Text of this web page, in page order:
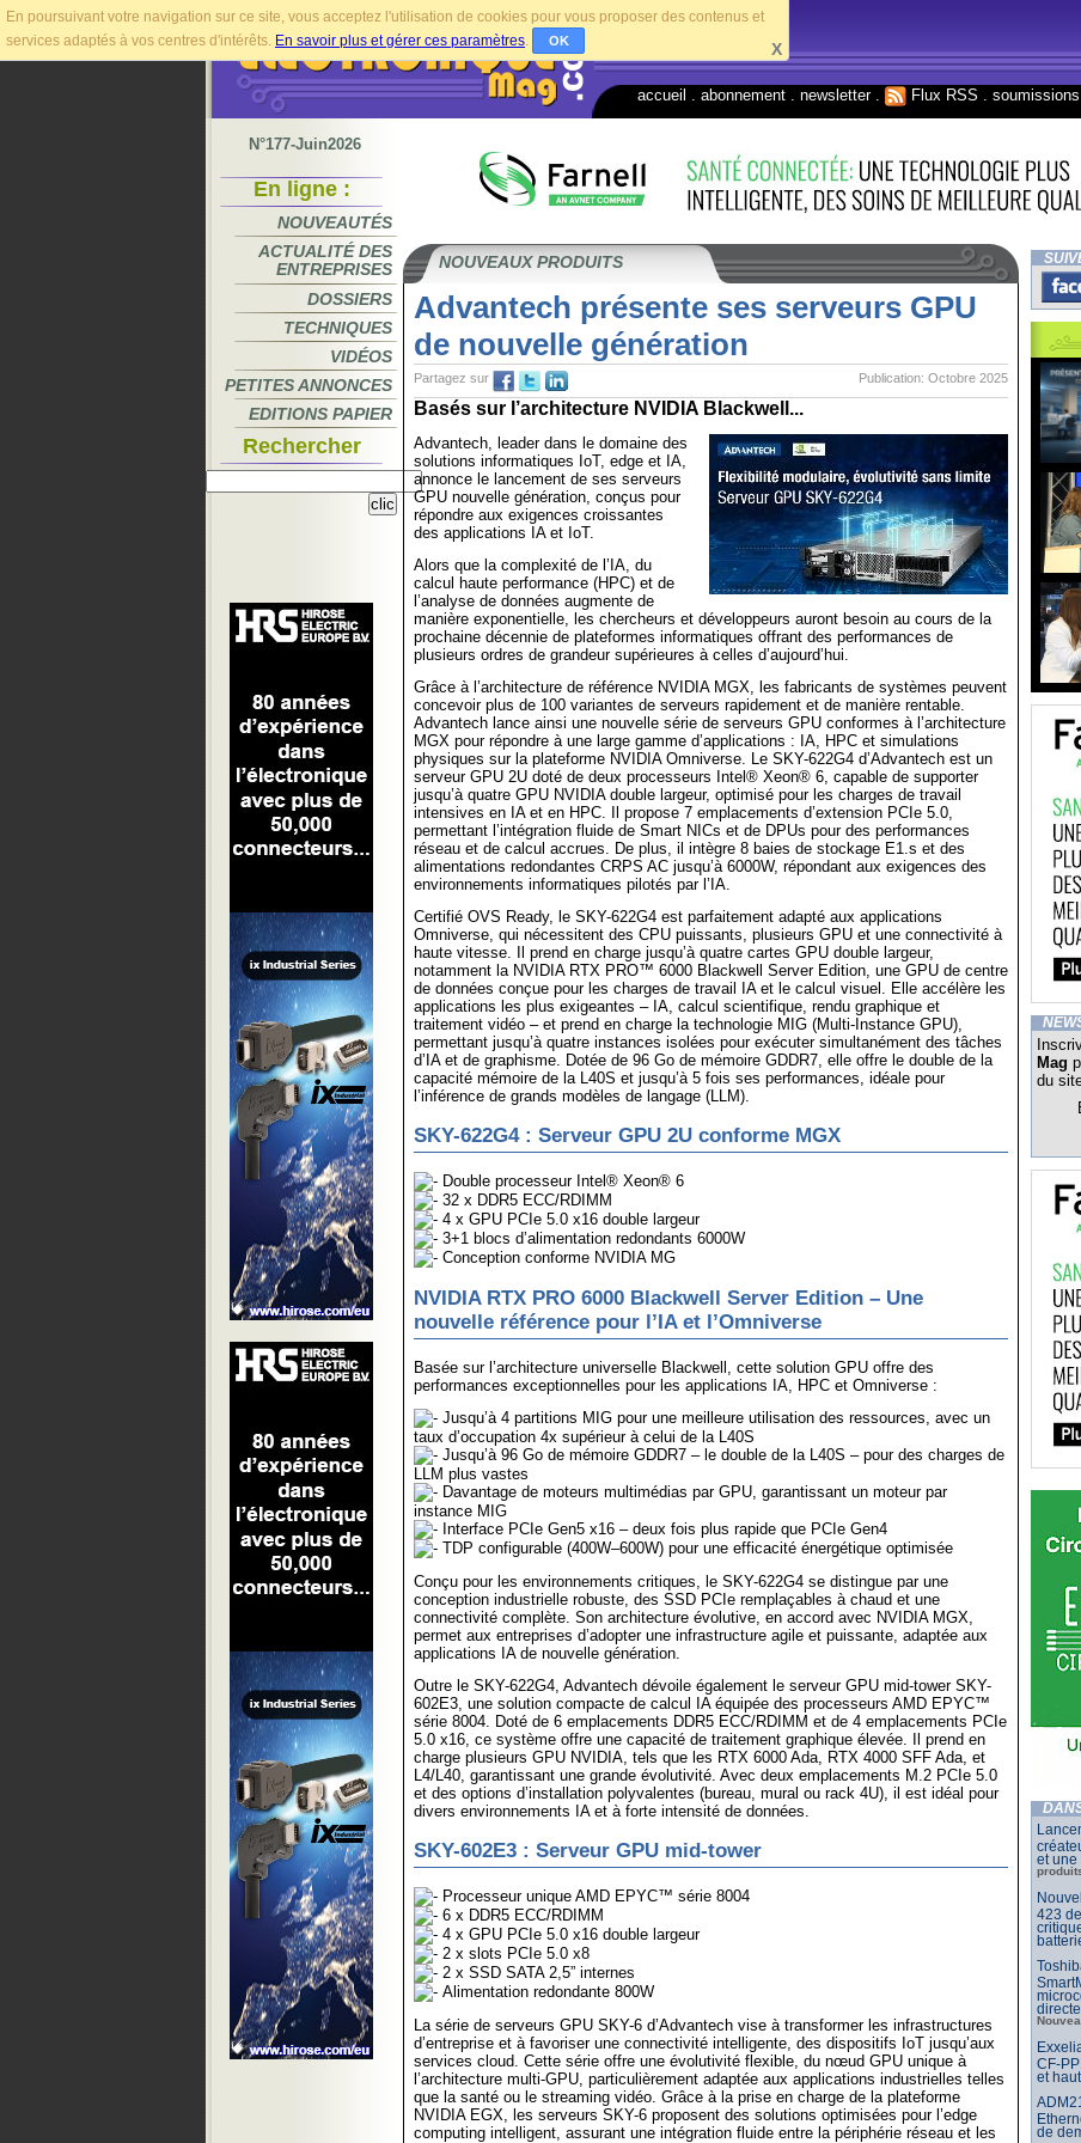
En poursuivant votre navigation sur ce site, vous acceptez l'utilisation de cookies pour vous proposer des contenus et
services adaptés à vos centres d'intérêts. En savoir plus et gérer ces paramètres. OK X
accueil abonnement newsletter. Flux RSS soumissions
N°177-Juin2026
En ligne :
NOUVEAUTÉS
ACTUALITÉ DES
ENTREPRISES
DOSSIERS
TECHNIQUES
VIDÉOS
PETITES ANNONCES
EDITIONS PAPIER
Rechercher
NOUVEAUX PRODUITS
Advantech présente ses serveurs GPU
de nouvelle génération
Publication: Octobre 2025
Partagez sur
Basés sur l’architecture NVIDIA Blackwell...
Advantech, leader dans le domaine des
solutions informatiques IoT, edge et IA,
annonce le lancement de ses serveurs
GPU nouvelle génération, conçus pour
répondre aux exigences croissantes
des applications IA et IoT.
Alors que la complexité de l’IA, du
calcul haute performance (HPC) et de
l’analyse de données augmente de
manière exponentielle, les chercheurs et développeurs auront besoin au cours de la
prochaine décennie de plateformes informatiques offrant des performances de
plusieurs ordres de grandeur supérieures à celles d’aujourd’hui.
Grâce à l’architecture de référence NVIDIA MGX, les fabricants de systèmes peuvent
concevoir plus de 100 variantes de serveurs rapidement et de manière rentable.
Advantech lance ainsi une nouvelle série de serveurs GPU conformes à l’architecture
MGX pour répondre à une large gamme d’applications : IA, HPC et simulations
physiques sur la plateforme NVIDIA Omniverse. Le SKY-622G4 d’Advantech est un
serveur GPU 2U doté de deux processeurs Intel® Xeon® 6, capable de supporter
jusqu’à quatre GPU NVIDIA double largeur, optimisé pour les charges de travail
intensives en IA et en HPC. Il propose 7 emplacements d’extension PCIe 5.0,
permettant l’intégration fluide de Smart NICs et de DPUs pour des performances
réseau et de calcul accrues. De plus, il intègre 8 baies de stockage E1.s et des
alimentations redondantes CRPS AC jusqu’à 6000W, répondant aux exigences des
environnements informatiques pilotés par l’IA.
Certifié OVS Ready, le SKY-622G4 est parfaitement adapté aux applications
Omniverse, qui nécessitent des CPU puissants, plusieurs GPU et une connectivité à
haute vitesse. Il prend en charge jusqu’à quatre cartes GPU double largeur,
notamment la NVIDIA RTX PRO™ 6000 Blackwell Server Edition, une GPU de centre
de données conçue pour les charges de travail IA et le calcul visuel. Elle accélère les
applications les plus exigeantes – IA, calcul scientifique, rendu graphique et
traitement vidéo – et prend en charge la technologie MIG (Multi-Instance GPU),
permettant jusqu’à quatre instances isolées pour exécuter simultanément des tâches
d’IA et de graphisme. Dotée de 96 Go de mémoire GDDR7, elle offre le double de la
capacité mémoire de la L40S et jusqu’à 5 fois ses performances, idéale pour
l’inférence de grands modèles de langage (LLM).
SKY-622G4 : Serveur GPU 2U conforme MGX
Double processeur Intel® Xeon® 6
32 x DDR5 ECC/RDIMM
4 x GPU PCIe 5.0 x16 double largeur
3+1 blocs d’alimentation redondants 6000W
Conception conforme NVIDIA MG
NVIDIA RTX PRO 6000 Blackwell Server Edition – Une
nouvelle référence pour l’IA et l’Omniverse
Basée sur l’architecture universelle Blackwell, cette solution GPU offre des
performances exceptionnelles pour les applications IA, HPC et Omniverse :
Jusqu’à 4 partitions MIG pour une meilleure utilisation des ressources, avec un
taux d’occupation 4x supérieur à celui de la L40S
Jusqu’à 96 Go de mémoire GDDR7 – le double de la L40S – pour des charges de
LLM plus vastes
Davantage de moteurs multimédias par GPU, garantissant un moteur par
instance MIG
Interface PCIe Gen5 x16 – deux fois plus rapide que PCIe Gen4
TDP configurable (400W–600W) pour une efficacité énergétique optimisée
Conçu pour les environnements critiques, le SKY-622G4 se distingue par une
conception industrielle robuste, des SSD PCIe remplaçables à chaud et une
connectivité complète. Son architecture évolutive, en accord avec NVIDIA MGX,
permet aux entreprises d’adopter une infrastructure agile et puissante, adaptée aux
applications IA de nouvelle génération.
Outre le SKY-622G4, Advantech dévoile également le serveur GPU mid-tower SKY-
602E3, une solution compacte de calcul IA équipée des processeurs AMD EPYC™
série 8004. Doté de 6 emplacements DDR5 ECC/RDIMM et de 4 emplacements PCIe
5.0 x16, ce système offre une capacité de traitement graphique élevée. Il prend en
charge plusieurs GPU NVIDIA, tels que les RTX 6000 Ada, RTX 4000 SFF Ada, et
L4/L40, garantissant une grande évolutivité. Avec deux emplacements M.2 PCIe 5.0
et des options d’installation polyvalentes (bureau, mural ou rack 4U), il est idéal pour
divers environnements IA et à forte intensité de données.
SKY-602E3 : Serveur GPU mid-tower
Processeur unique AMD EPYC™ série 8004
6 x DDR5 ECC/RDIMM
4 x GPU PCIe 5.0 x16 double largeur
2 x slots PCIe 5.0 x8
2 x SSD SATA 2,5” internes
Alimentation redondante 800W
La série de serveurs GPU SKY-6 d’Advantech vise à transformer les infrastructures
d’entreprise et à favoriser une connectivité intelligente, des dispositifs IoT jusqu’aux
services cloud. Cette série offre une évolutivité flexible, du nœud GPU unique à
l’architecture multi-GPU, particulièrement adaptée aux applications industrielles telles
que la santé ou le streaming vidéo. Grâce à la prise en charge de la plateforme
NVIDIA EGX, les serveurs SKY-6 proposent des solutions optimisées pour l’edge
computing intelligent, assurant une intégration fluide entre la périphérie réseau et les
Mag
du
et une
423
CF-
et
de